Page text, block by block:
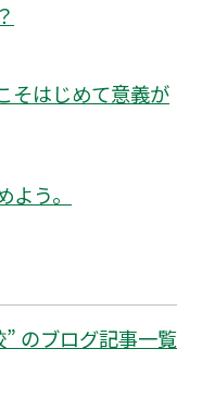
そはじめて意義が
う。
” のブログ記事一覧